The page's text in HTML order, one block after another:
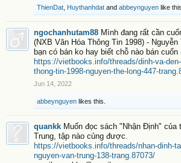
ThienDat Huythanhdat and abbeynguyen like this.
ngochanhutam88 Mình đang rất cần
(NXB Văn Hóa Thông Tin 1998) - Nguyễn
bạn có bán ko hay biết chỗ nào bán cuốn
https://vietbooks.info/threads/dinh-va-
thong-tin-1998-nguyen-the-long-447-
Jun 14, 2022
abbeynguyen likes this.
quankk Muốn đọc sách "Nhận Định" của
Trung, tập nào củng được.
https://vietbooks.info/threads/nhan-dinh-
nguyen-van-trung-138-trang.87073/